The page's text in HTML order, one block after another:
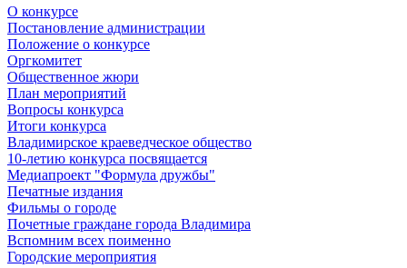
О конкурсе
Постановление администрации
Положение о конкурсе
Оргкомитет
Общественное жюри
План мероприятий
Вопросы конкурса
Итоги конкурса
Владимирское краеведческое общество
10-летию конкурса посвящается
Медиапроект "Формула дружбы"
Печатные издания
Фильмы о городе
Почетные граждане города Владимира
Вспомним всех поименно
Городские мероприятия